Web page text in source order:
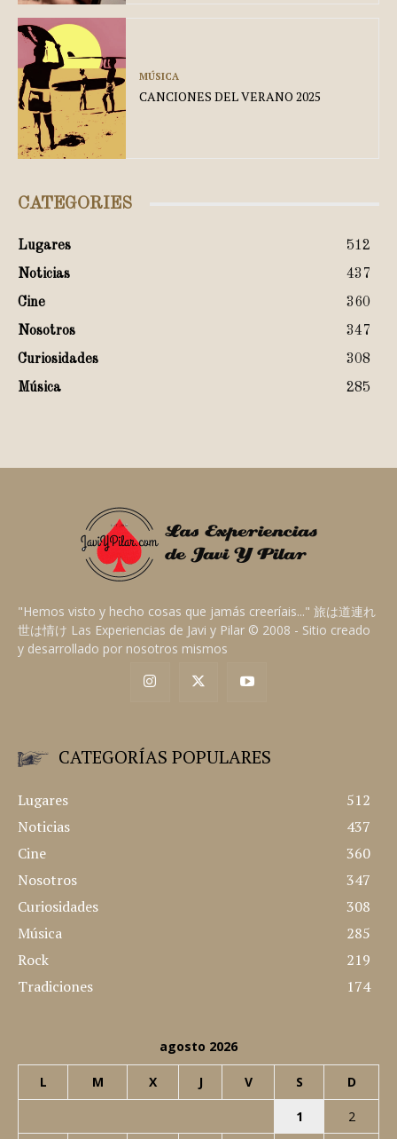
MÚSICA
CANCIONES DEL VERANO 2025
CATEGORIES
Lugares
512
Noticias
437
Cine
360
Nosotros
347
Curiosidades
308
Música
285
"Hemos visto y hecho cosas que jamás creeríais..." 旅は道連れ
世は情け Las Experiencias de Javi y Pilar © 2008 - Sitio creado
y desarrollado por nosotros mismos
CATEGORÍAS POPULARES
Lugares
512
Noticias
437
Cine
360
Nosotros
347
Curiosidades
308
Música
285
Rock
219
Tradiciones
174
agosto 2026
L M X J V S D
1 2